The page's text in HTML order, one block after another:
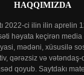
HAQQIMIZDA
2022-ci ilin ilin aprelin
həyata keçirən
mədəni, xüsusilə
qərəzsiz və vətəndaş-
qoyub. Saytdakı